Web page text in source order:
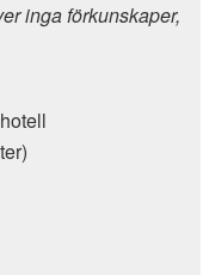
inga förkunskaper,